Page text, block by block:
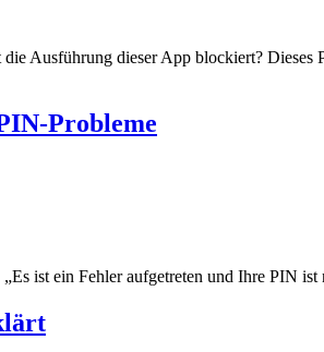
Ausführung dieser App blockiert?
Probleme
ist ein Fehler aufgetreten und Ihre PIN